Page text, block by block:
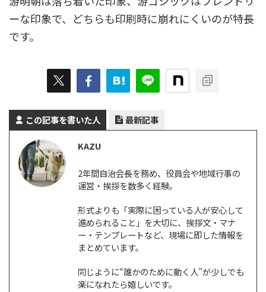
ーな印象で、どちらも印刷時に崩れにくいのが特長
です。
この記事を書いた人 最新記事
KAZU
2年間自治会長を務め、役員会や地域行事の
運営・挨拶を数多く経験。
形式よりも「実際に困っている人が安心して
進められること」を大切に、挨拶文・マナ
ー・テンプレートなど、現場に即した情報を
まとめています。
同じように“誰かのために動く人”が少しでも
楽になれたら嬉しいです。